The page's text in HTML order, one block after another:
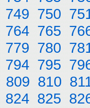
749 750
764 765
779 780
794 795
809 810
824 825